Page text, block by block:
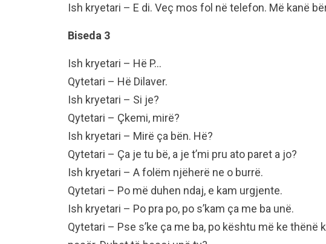
Ish kryetari – E di. Veç mos fol në telefon. Më kanë
Biseda 3
Ish kryetari – Hë P…
Qytetari – Hë Dilaver.
Ish kryetari – Si je?
Qytetari – Çkemi, mirë?
Ish kryetari – Mirë ça bën. Hë?
Qytetari – Ça je tu bë, a je t’mi pru ato paret a jo?
Ish kryetari – A folëm njëherë ne o burrë.
Qytetari – Po më duhen ndaj, e kam urgjente.
Ish kryetari – Po pra po, po s’kam ça me ba unë.
Qytetari – Pse s’ke ça me ba, po kështu më ke thënë